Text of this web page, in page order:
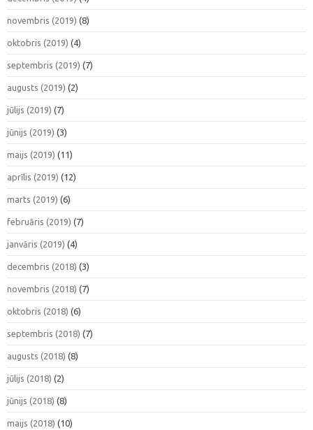
novembris (2019) (8)
oktobris (2019) (4)
septembris (2019) (7)
augusts (2019) (2)
jūlijs (2019) (7)
jūnijs (2019) (3)
maijs (2019) (11)
aprīlis (2019) (12)
marts (2019) (6)
februāris (2019) (7)
janvāris (2019) (4)
decembris (2018) (3)
novembris (2018) (7)
oktobris (2018) (6)
septembris (2018) (7)
augusts (2018) (8)
jūlijs (2018) (2)
jūnijs (2018) (8)
maijs (2018) (10)